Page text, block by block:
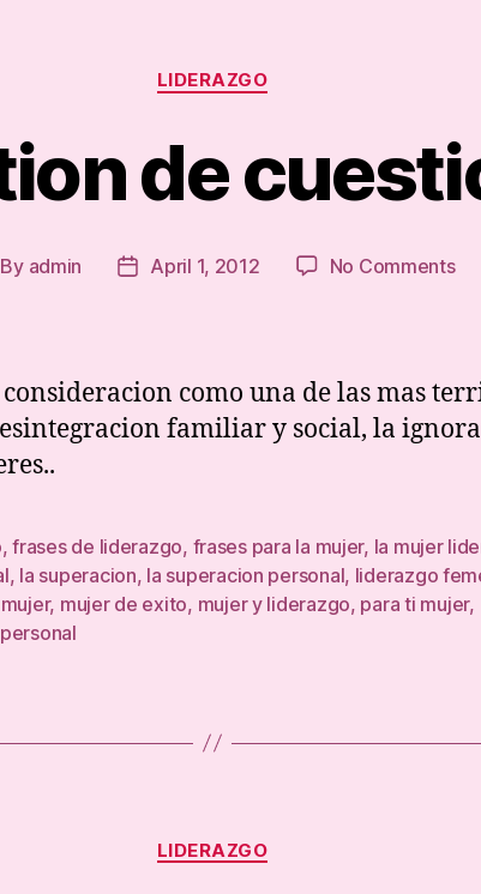
Categories
LIDERAZGO
de
By admin
PostApril 1, 2012 No Commentson
como una de las mas
familiar y social, la
,frases de liderazgo, frases para la mujer, la mujer
, la superacion, la superacion personal, liderazgo
, mujer de exito, mujer y liderazgo, para ti mujer,
Categories
LIDERAZGO